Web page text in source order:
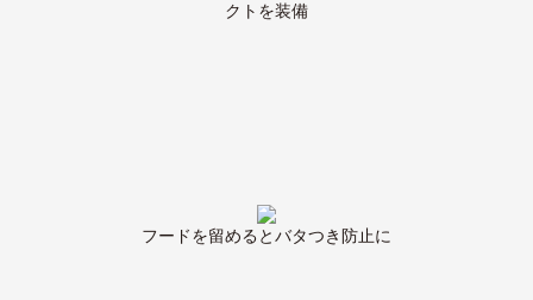
クトを装備
フードを留めるとバタつき防止に